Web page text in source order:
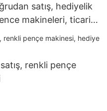
satış, hediyelik
makineleri, ticari
renkli pençe